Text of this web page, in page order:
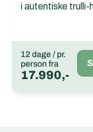
i autentiske trulli-
12 dage / pr.
person fra
17.990,-